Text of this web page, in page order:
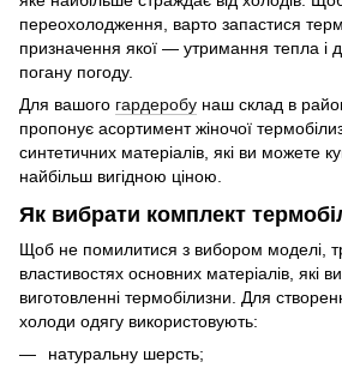
переохолодження, варто запастися
призначення якої — утримання тепла і
погану погоду.
Для вашого гардеробу наш склад в
пропонує асортимент жіночої
синтетичних матеріалів, які ви можете
найбільш вигідною ціною.
Як вибрати комплект
Щоб не помилитися з вибором моделі,
властивостях основних матеріалів, які
виготовленні термобілизни. Для
холоди одягу використовують:
натуральну шерсть;